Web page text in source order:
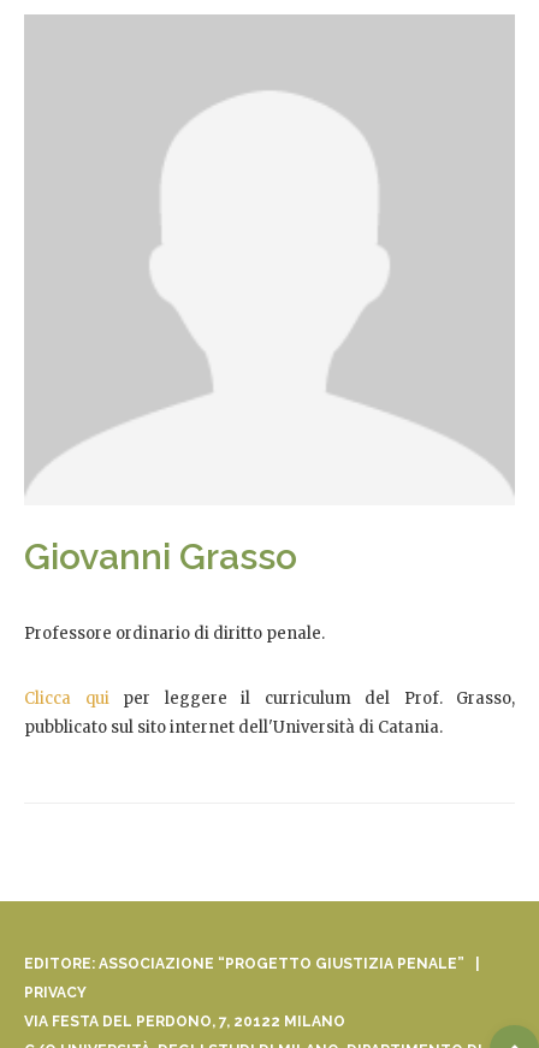
Giovanni Grasso
Professore ordinario di diritto penale.
Clicca quiper leggere il curriculum del Prof. Grasso,
pubblicato sul sito internet dell'Università di Catania.
EDITORE: ASSOCIAZIONE “PROGETTO GIUSTIZIA PENALE” |
PRIVACY
VIA FESTA DEL PERDONO, 7, 20122 MILANO